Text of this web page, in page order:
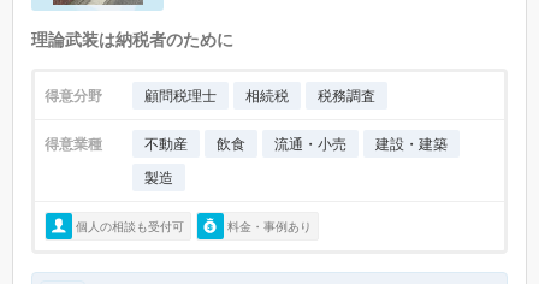
理論武装は納税者のために
得意分野 顧問税理士 相続税 税務調査
得意業種 不動産 飲食 流通・小売
建設・建築
製造
個人の相談も受付可 料金・事例あり